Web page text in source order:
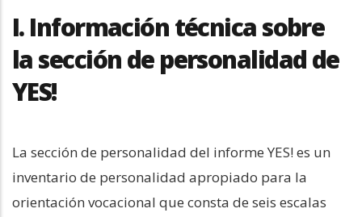
I. Información técnica sobre
la sección de personalidad de
YES!
La sección de personalidad del informe YES! es un
inventario de personalidad apropiado para la
orientación vocacional que consta de seis escalas